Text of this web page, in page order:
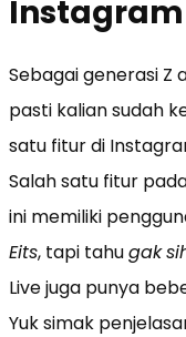
Instagram
Sebagai generasi Z
pasti kalian sudah
satu fitur di
Salah satu fitur
ini memiliki
Eits, tapi tahugak
Live juga punya
Yuk simak